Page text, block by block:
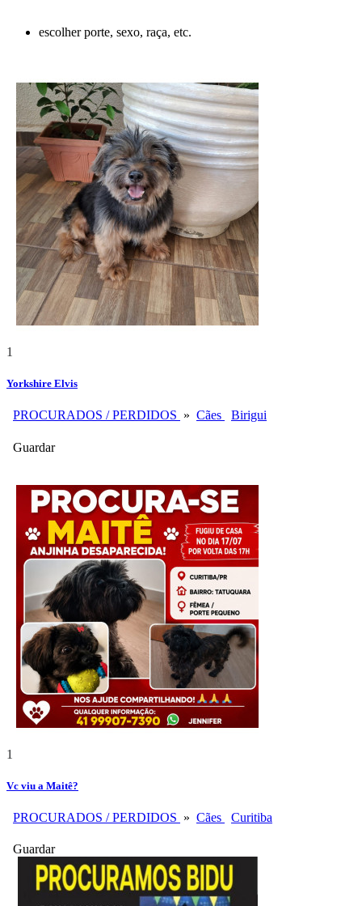
escolher porte, sexo, raça, etc.
1
Yorkshire Elvis
PROCURADOS / PERDIDOS » Cães Birigui
Guardar
1
Vc viu a Maitê?
PROCURADOS / PERDIDOS » Cães Curitiba
Guardar